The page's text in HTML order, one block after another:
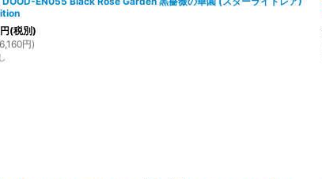
円(税別)
6,160円)